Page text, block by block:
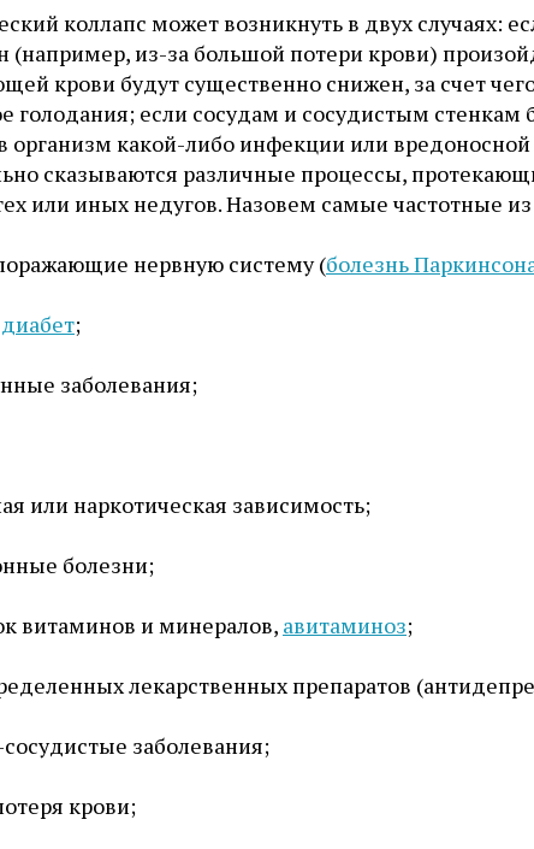
коллапс может возникнуть в двух случаях:
(например, из-за большой потери крови)
крови будут существенно снижен, за счет
голодания; если сосудам и сосудистым стенкам
организм какой-либо инфекции или
сказываются различные процессы,
или иных недугов. Назовем самые частотные
нервную систему (болезнь
;
заболевания;
или наркотическая зависимость;
болезни;
витаминов и минералов, авитаминоз;
лекарственных препаратов
заболевания;
крови;